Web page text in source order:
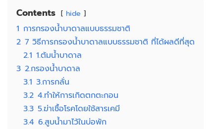
Contents hide
1 การกรองน้ำบาดาลแบบธรรมชาติ
2 7 วิธีการกรองน้ำบาดาลแบบธรรมชาติ ที่ได้ผลดีที่สุด
2.1 1.ต้มน้ำบาดาล
3 2.กรองน้ำบาดาล
3.1 3.การกลั่น
3.2 4.ทำให้การเกิดตกตะกอน
3.3 5.ฆ่าเชื้อโรคโดยใช้สารเคมี
3.4 6.สูบน้ำมาไว้ในบ่อพัก